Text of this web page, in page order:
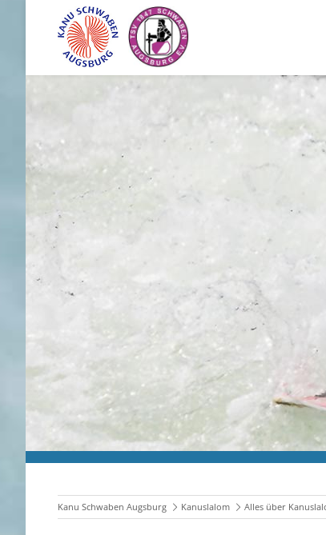
Kanu Schwaben Augsburg Kanuslalom Alles über